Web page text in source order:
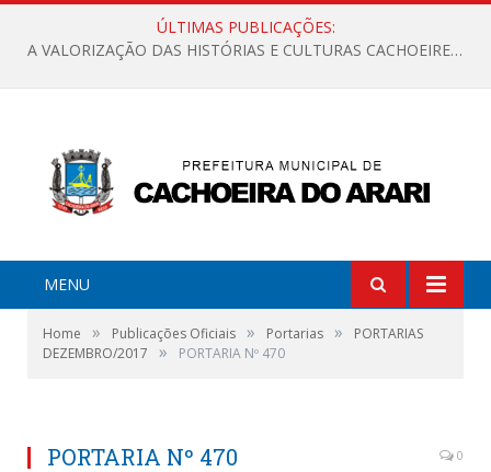
ÚLTIMAS PUBLICAÇÕES:
A VALORIZAÇÃO DAS HISTÓRIAS E CULTURAS CACHOEIRENSES
MENU
Home » Publicações Oficiais » Portarias »
PORTARIAS
DEZEMBRO/2017
» PORTARIA Nº 470
PORTARIA Nº 470 0